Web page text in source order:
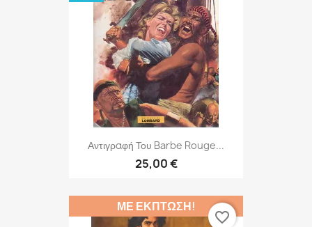
Αντιγραφή Του Barbe Rouge...
25,00 €
ΜΕ ΈΚΠΤΩΣΗ!
favorite_border